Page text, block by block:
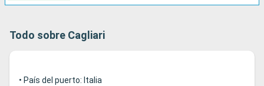
Todo sobre Cagliari
• País del puerto: Italia